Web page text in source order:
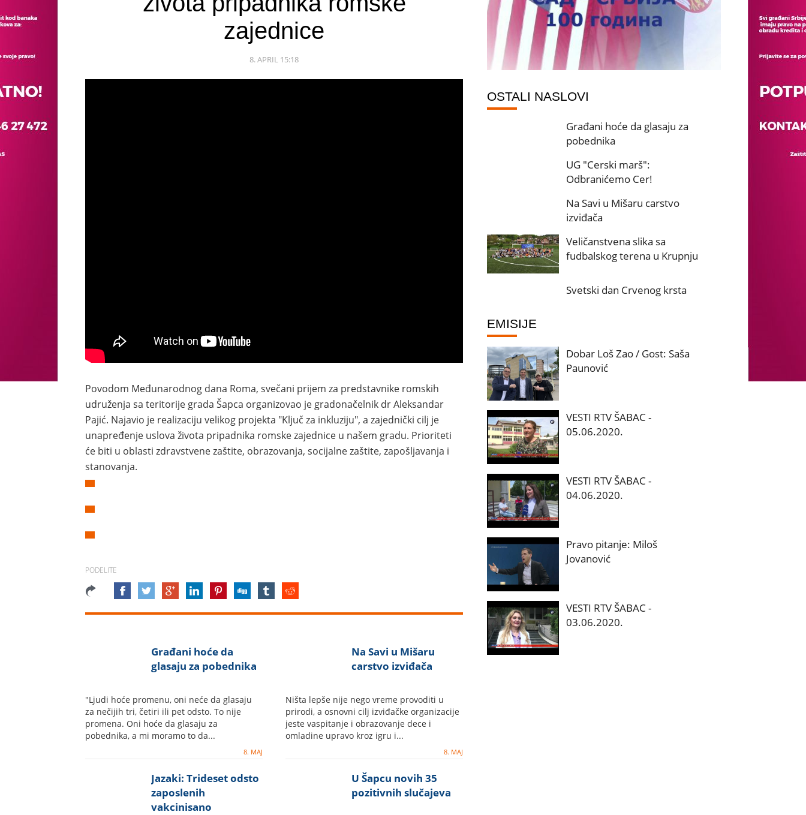
zajednice
8. APRIL 15:18
Povodom Međunarodnog dana Roma, svečani prijem za predstavnike romskih
udruženja sa teritorije grada Šapca organizovao je gradonačelnik dr Aleksandar
Pajić. Najavio je realizaciju velikog projekta "Ključ za inkluziju", a zajednički cilj je
unapređenje uslova života pripadnika romske zajednice u našem gradu. Prioriteti
će biti u oblasti zdravstvene zaštite, obrazovanja, socijalne zaštite, zapošljavanja i
stanovanja.
PODELITE
Građani hoće da
glasaju za pobednika
"Ljudi hoće promenu, oni neće da glasaju
za nečijih tri, četiri ili pet odsto. To nije
promena. Oni hoće da glasaju za
pobednika, a mi moramo to da...
8. MAJ
Na Savi u Mišaru
carstvo izviđača
Ništa lepše nije nego vreme provoditi u
prirodi, a osnovni cilj izviđačke organizacije
jeste vaspitanje i obrazovanje dece i
omladine upravo kroz igru i...
8. MAJ
Jazaki: Trideset odsto
zaposlenih
vakcinisano
U Šapcu novih 35
pozitivnih slučajeva
OSTALI NASLOVI
Građani hoće da glasaju za
pobednika
UG "Cerski marš":
Odbranićemo Cer!
Na Savi u Mišaru carstvo
izviđača
Veličanstvena slika sa
fudbalskog terena u Krupnju
Svetski dan Crvenog krsta
EMISIJE
Dobar Loš Zao / Gost: Saša
Paunović
VESTI RTV ŠABAC -
05.06.2020.
VESTI RTV ŠABAC -
04.06.2020.
Pravo pitanje: Miloš
Jovanović
VESTI RTV ŠABAC -
03.06.2020.